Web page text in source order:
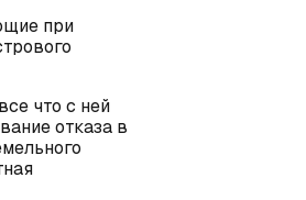
при
что с ней
отказа в